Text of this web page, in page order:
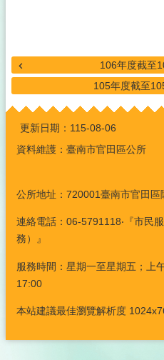
106年度截至
105年度截至
:::
更新日期： 115-08-06
資料維護：臺南市官田區公所
公所地址：720001臺南市官田
連絡電話：06-5791118‧『市民
務）』
服務時間：星期一至星期五；上
17:00
本站建議最佳瀏覽解析度